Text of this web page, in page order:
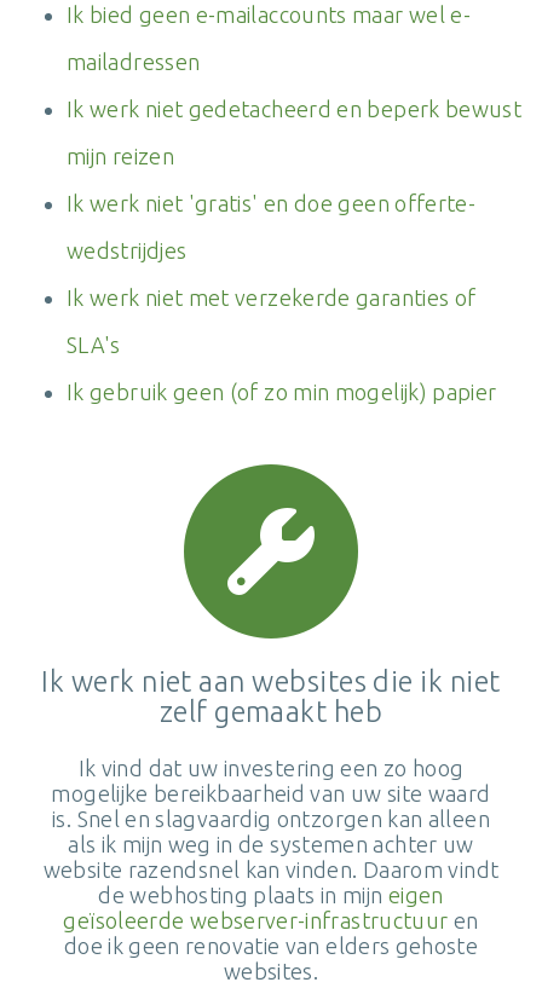
Ik bied geen e-mailaccounts maar wel e-
mailadressen
Ik werk niet gedetacheerd en beperk bewust
mijn reizen
Ik werk niet 'gratis' en doe geen offerte-
wedstrijdjes
Ik werk niet met verzekerde garanties of
SLA's
Ik gebruik geen (of zo min mogelijk) papier
Ik werk niet aan websites die ik niet
zelf gemaakt heb
Ik vind dat uw investering een zo hoog
mogelijke bereikbaarheid van uw site waard
is. Snel en slagvaardig ontzorgen kan alleen
als ik mijn weg in de systemen achter uw
website razendsnel kan vinden. Daarom vindt
de webhosting plaats in mijn eigen
geïsoleerde webserver-infrastructuur en
doe ik geen renovatie van elders gehoste
websites.